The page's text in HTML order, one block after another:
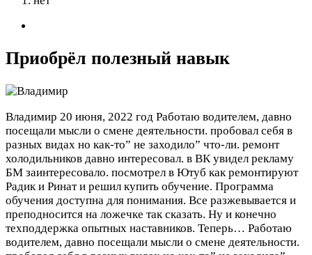
Приобрёл полезный навык
Владимир 20 июня, 2022 год Работаю водителем, давно
посещали мысли о смене деятельности. пробовал себя в
разных видах но как-то” не заходило” что-ли. ремонт
холодильников давно интересовал. в ВК увидел рекламу
БМ заинтересовало. посмотрел в Ютуб как ремонтируют
Радик и Ринат и решил купить обучение. Программа
обучения доступна для понимания. Все разжевывается и
преподносится на ложечке так сказать. Ну и конечно
техподдержка опытных наставников. Теперь… Работаю
водителем, давно посещали мысли о смене деятельности.